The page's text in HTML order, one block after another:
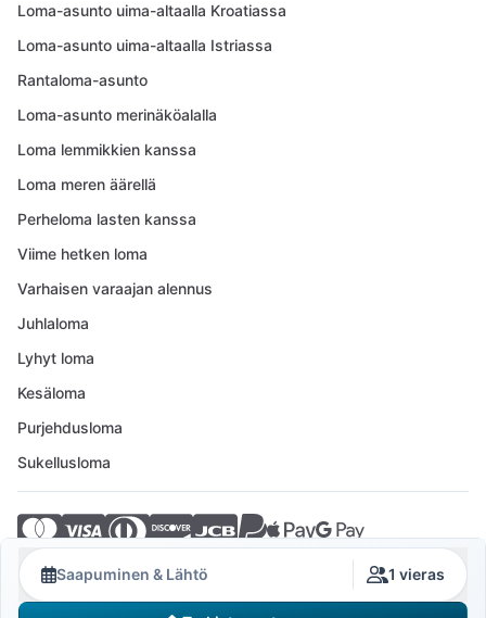
Saapuminen & Lähtö 1 vieras
Loma-asunto uima-altaalla Kroatiassa
Loma-asunto uima-altaalla Istriassa
Rantaloma-asunto
Loma-asunto merinäköalalla
Loma lemmikkien kanssa
Loma meren äärellä
Perheloma lasten kanssa
Viime hetken loma
Varhaisen varaajan alennus
Juhlaloma
Lyhyt loma
Kesäloma
Purjehdusloma
Sukellusloma
© 2026 Crovillas GmbH